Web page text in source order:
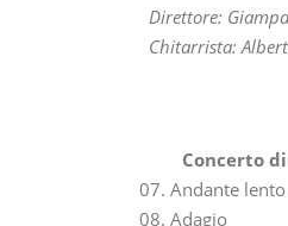
Direttore:
Chitarrista:
Concerto di
07. Andante
08. Adagio